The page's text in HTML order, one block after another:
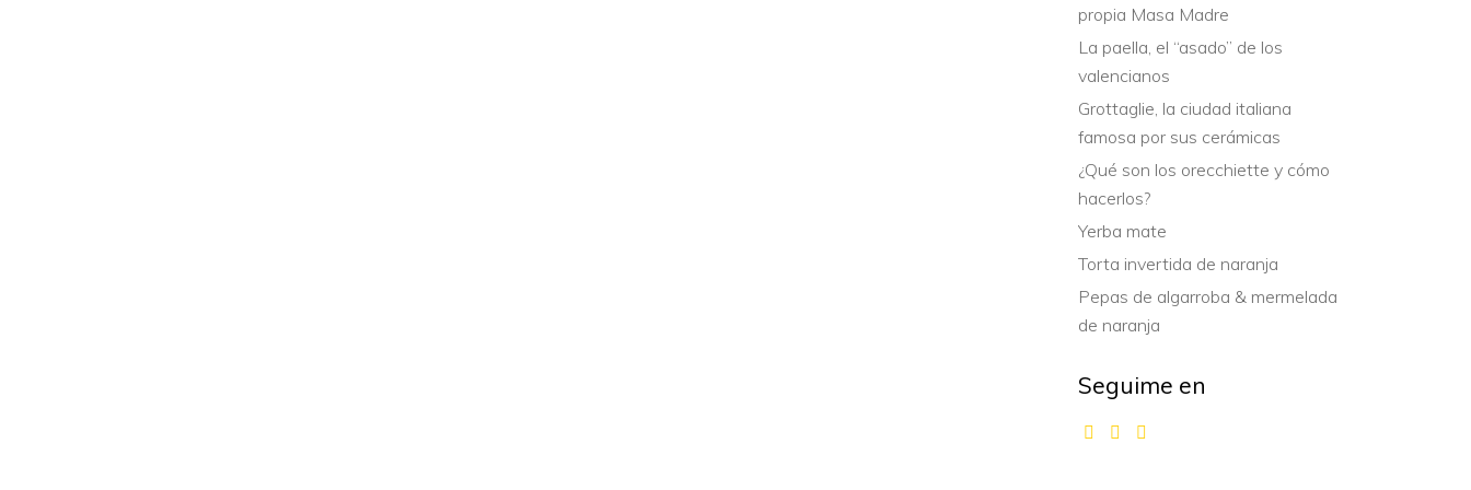
propia Masa Madre
La paella, el “asado” de los
valencianos
Grottaglie, la ciudad italiana
famosa por sus cerámicas
¿Qué son los orecchiette y cómo
hacerlos?
Yerba mate
Torta invertida de naranja
Pepas de algarroba & mermelada
de naranja
Seguime en